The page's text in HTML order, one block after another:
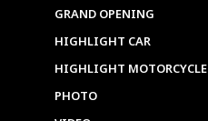
GRAND OPENING
HIGHLIGHT CAR
HIGHLIGHT MOTORCYCLE
PHOTO